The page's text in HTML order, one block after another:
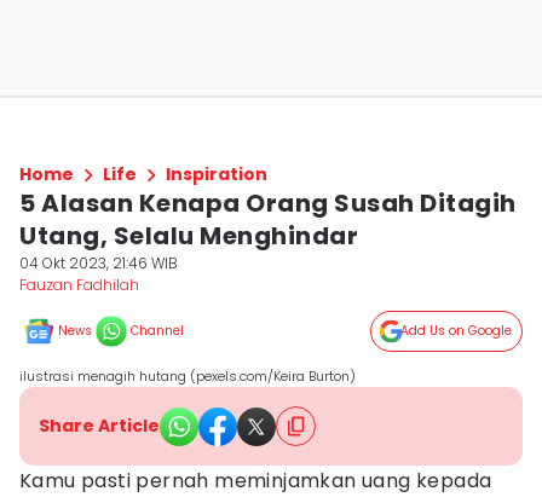
Home Life Inspiration
5 Alasan Kenapa Orang Susah Ditagih
Utang, Selalu Menghindar
04 Okt 2023, 21:46 WIB
Fauzan Fadhilah
News Channel Add Us on Google
ilustrasi menagih hutang (pexels.com/Keira Burton)
Share Article
Kamu pasti pernah meminjamkan uang kepada